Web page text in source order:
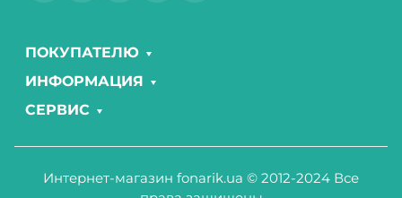
ПОКУПАТЕЛЮ
ИНФОРМАЦИЯ
СЕРВИС
Интернет-магазин fonarik.ua © 2012-2024 Все